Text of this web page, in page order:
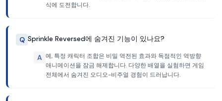
식에 도전합니다.
Q Sprinkle Reversed에 숨겨진 기능이 있나요?
A 예, 특정 캐릭터 조합은 비밀 역전된 효과와 독점적인 역방향
애니메이션을 잠금 해제합니다. 다양한 배열을 실험하면 게임
전체에서 숨겨진 오디오-비주얼 경험이 드러납니다.